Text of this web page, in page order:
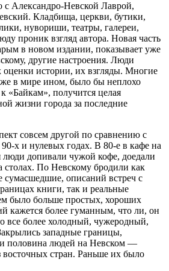
с Александро-Невской Лаврой,
Кладбища, церкви, бутики,
нувориши, театры, галереи,
проник взгляд автора. Новая часть
в новом издании, показывает уже
другие настроения. Люди
истории, их взгляды. Многие
в мире ином, было бы неплохо
«Байкам», получится целая
жизни города за последние
совсем другой по сравнению с
х и нулевых годах. В 80-е в кафе на
допивали чужой кофе, доедали
столах. По Невскому бродили как
сумасшедшие, описаний встреч с
книги, так и реальные
было больше простых, хороших
кажется более гуманным, что ли, он
все более холодный, чужеродный,
западные границы,
половина людей на Невском —
стран. Раньше их было